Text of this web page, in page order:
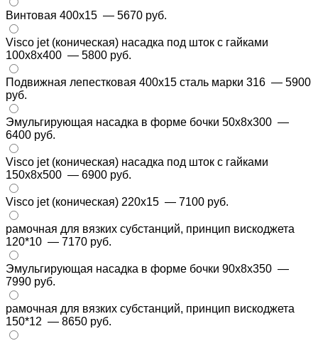
Винтовая 400х15 — 5670 руб.
Visco jet (коническая) насадка под шток с гайками
100x8x400 — 5800 руб.
Подвижная лепестковая 400х15 сталь марки 316 — 5900
руб.
Эмульгирующая насадка в форме бочки 50x8x300 —
6400 руб.
Visco jet (коническая) насадка под шток с гайками
150x8x500 — 6900 руб.
Visco jet (коническая) 220х15 — 7100 руб.
рамочная для вязких субстанций, принцип вискоджета
120*10 — 7170 руб.
Эмульгирующая насадка в форме бочки 90x8x350 —
7990 руб.
рамочная для вязких субстанций, принцип вискоджета
150*12 — 8650 руб.